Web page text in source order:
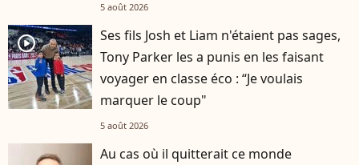
5 août 2026
player2
Ses fils Josh et Liam n'étaient pas sages,
Tony Parker les a punis en les faisant
voyager en classe éco : “Je voulais
marquer le coup"
5 août 2026
Au cas où il quitterait ce monde